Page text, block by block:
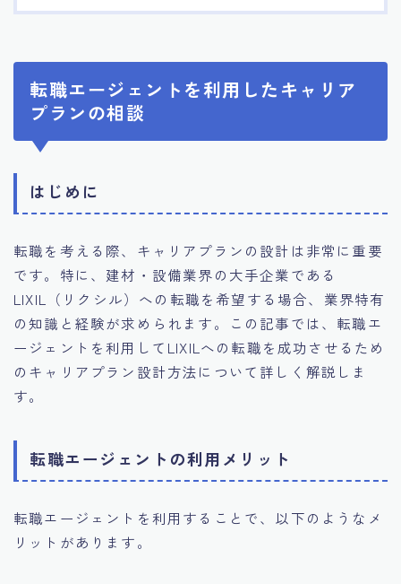
10.エージェント利用時の注意点
11.転職相談で分かる自分の強み
12.異業種への転職成功手法
14.エージェント利用者の成功事例集
転職エージェントを利用したキャリア
プランの相談
はじめに
転職を考える際、キャリアプランの設計は非常に重要
です。特に、建材・設備業界の大手企業である
LIXIL（リクシル）への転職を希望する場合、業界特有
の知識と経験が求められます。この記事では、転職エ
ージェントを利用してLIXILへの転職を成功させるため
のキャリアプラン設計方法について詳しく解説しま
す。
転職エージェントの利用メリット
転職エージェントを利用することで、以下のようなメ
リットがあります。